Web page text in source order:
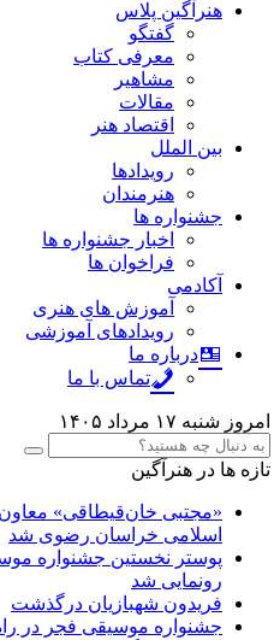
هنرآگین پلاس
گفتگو
معرفی کتاب
مشاهیر
مقالات
اقتصاد هنر
بین الملل
رویدادها
هنرمندان
جشنواره ها
اخبار جشنواره ها
فراخوان ها
آکادمی
آموزش های هنری
رویدادهای آموزشی
درباره ما
تماس با ما
امروز شنبه ۱۷ مرداد ۱۴۰۵
تازه ها در هنرآگین
«مجتبی خان‌قیطاقی»
اسلامی خراسان رضوی شد
پوستر نخستین جشنواره
رونمایی شد
فریدون شهبازیان درگذشت
جشنواره موسیقی فجر در